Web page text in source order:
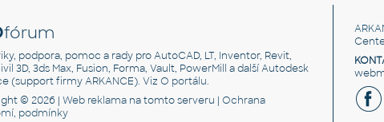
fórum
podpora, pomoc a rady pro AutoCAD, LT, Inventor, Revit,
3D, 3ds Max, Fusion, Forma, Vault, PowerMill a další Autodesk
(support firmy ARKANCE). VizO portálu.
© 2026 |Web reklama na tomto serveru |Ochrana
podmínky